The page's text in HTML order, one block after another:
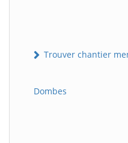
Trouver chantier
Dombes